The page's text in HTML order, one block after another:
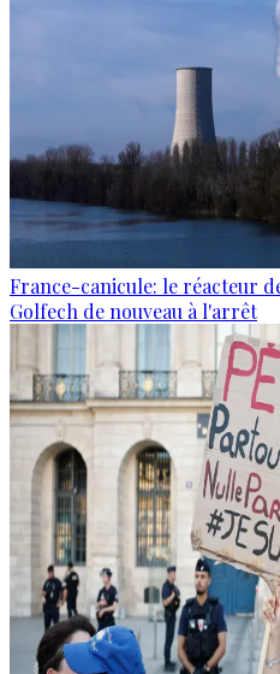
France-canicule: le réacteur
Golfech de nouveau à l'arrêt